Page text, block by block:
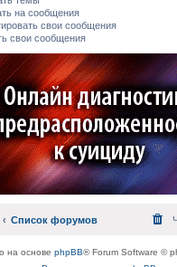
на сообщения
свои сообщения
свои сообщения
Список форумов
на основе phpBB® Forum Software ©